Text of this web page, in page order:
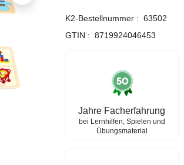
K2-Bestellnummer : 63502
GTIN : 8719924046453
Jahre Facherfahrung
bei Lernhilfen, Spielen und
Übungsmaterial